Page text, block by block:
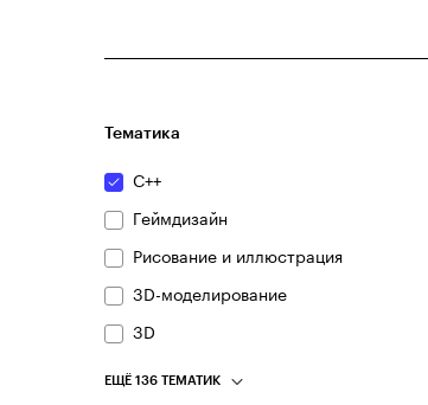
Тематика
C++
Геймдизайн
Рисование и иллюстрация
3D-моделирование
3D
ЕЩЁ 136 ТЕМАТИК